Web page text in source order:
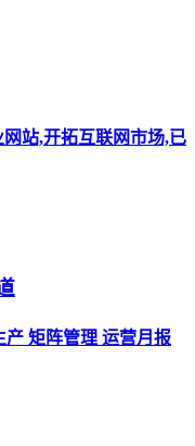
站,开拓互联网市场,已
矩阵管理 运营月报